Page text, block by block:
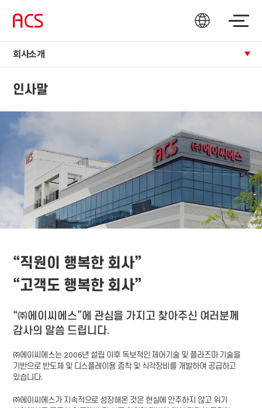
회사소개
인사말
“직원이 행복한 회사”
“고객도 행복한 회사”
“㈜에이씨에스”에 관심을 가지고 찾아주신 여러분께
감사의 말씀 드립니다.
㈜에이씨에스는 2006년 설립 이후 독보적인 제어기술 및 플라즈마 기술을
기반으로 반도체 및 디스플레이용 증착 및 식각장비를 개발하여 공급하고
있습니다.
㈜에이씨에스가 지속적으로 성장해온 것은 현실에 안주하지 않고 위기